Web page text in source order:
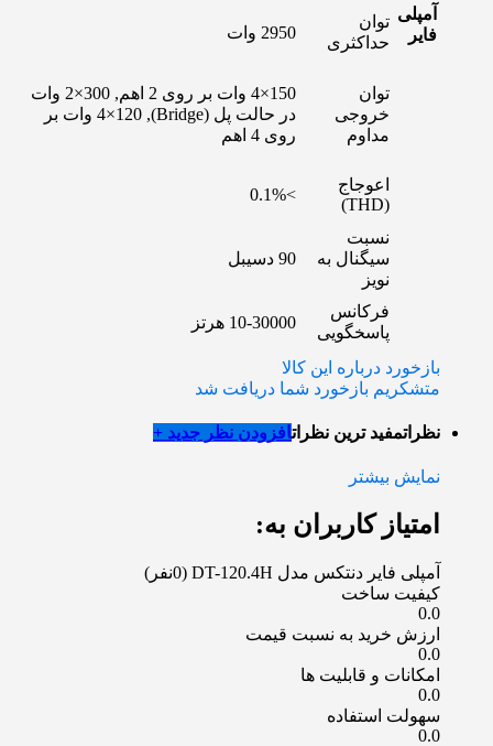
آمپلی
فایر
توان
حداکثری
2950 وات
توان
خروجی
مداوم
150×4 وات بر روی 2 اهم, 300×2 وات
در حالت پل (Bridge), 4×120 وات بر
روی 4 اهم
اعوجاج
(THD)
>0.1%
نسبت
سیگنال به
نویز
90 دسیبل
فرکانس
پاسخگویی
10-30000 هرتز
بازخورد درباره این کالا
متشکریم بازخورد شما دریافت شد
نظراتمفید ترین نظراتافزودن نظر جدید +
نمایش بیشتر
امتیاز کاربران به:
آمپلی فایر دنتکس مدل DT-120.4H
(0نفر)
کیفیت ساخت
0.0
ارزش خرید به نسبت قیمت
0.0
امکانات و قابلیت ها
0.0
سهولت استفاده
0.0